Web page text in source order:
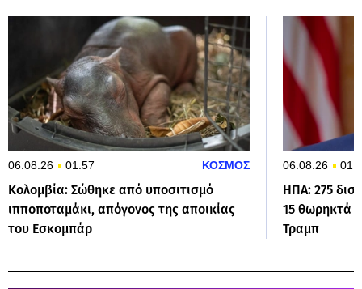
06.08.26 01:57 ΚΟΣΜΟΣ
Κολομβία: Σώθηκε από υποσιτισμό
ιπποποταμάκι, απόγονος της αποικίας
του Εσκομπάρ
06.08.26
ΗΠΑ: 275
15 θωρηκτά
Τραμπ